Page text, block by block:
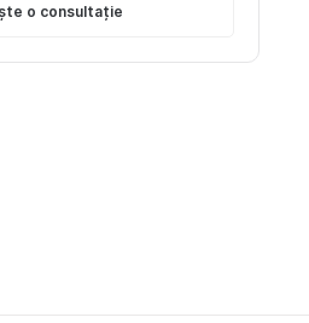
o consultație